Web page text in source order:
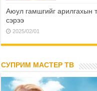
Аюул гамшгийг арилгахын
сэрээ
2025/02/01
СУПРИМ МАСТЕР ТВ